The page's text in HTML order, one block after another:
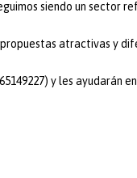
siendo un sector
atractivas y
y les ayudarán